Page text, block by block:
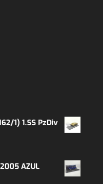
1) 1.SS PzDiv
AZUL